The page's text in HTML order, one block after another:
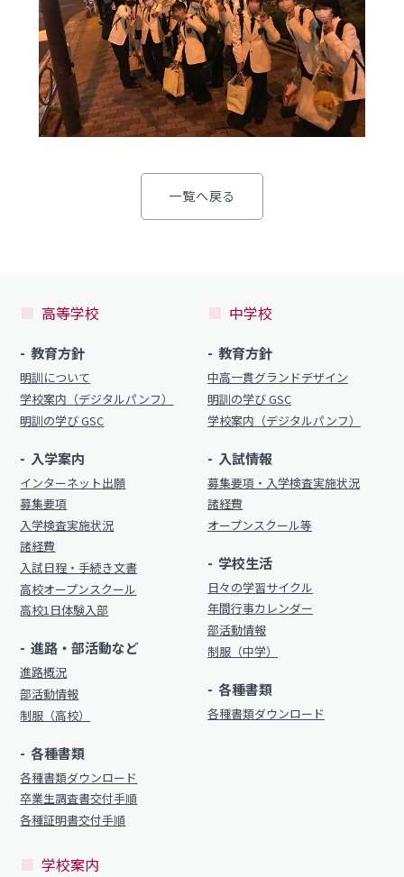
明訓の学び（カリキュラムポリシー）
施設紹介
今月の予定
よくある質問
動画ライブラリー
お問い合わせ サイトマップ
プライバシーポリシー
各種証明書交付手順
学校案内
新着情報
動画ライブラリー
MEIKUNサポート（ご支援のお願い）
お問い合わせ サイトマップ
プライバシーポリシー
一覧へ戻る
高等学校
教育方針
明訓について
学校案内（デジタルパンフ）
明訓の学び GSC
入学案内
インターネット出願
募集要項
入学検査実施状況
諸経費
入試日程・手続き文書
高校オープンスクール
高校1日体験入部
進路・部活動など
進路概況
部活動情報
制服（高校）
各種書類
各種書類ダウンロード
卒業生調査書交付手順
各種証明書交付手順
中学校
教育方針
中高一貫グランドデザイン
明訓の学び GSC
学校案内（デジタルパンフ）
入試情報
募集要項・入学検査実施状況
諸経費
オープンスクール等
学校生活
日々の学習サイクル
年間行事カレンダー
部活動情報
制服（中学）
各種書類
各種書類ダウンロード
学校案内